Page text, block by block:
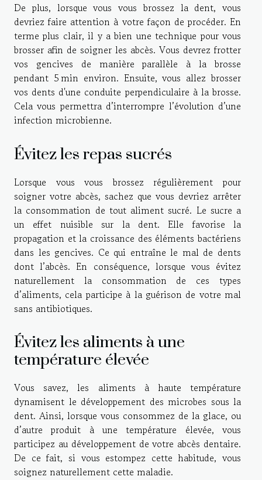
De plus, lorsque vous vous brossez la dent, vous
devriez faire attention à votre façon de procéder. En
terme plus clair, il y a bien une technique pour vous
brosser afin de soigner les abcès. Vous devrez frotter
vos gencives de manière parallèle à la brosse
pendant 5 min environ. Ensuite, vous allez brosser
vos dents d'une conduite perpendiculaire à la brosse.
Cela vous permettra d’interrompre l’évolution d’une
infection microbienne.
Évitez les repas sucrés
Lorsque vous vous brossez régulièrement pour
soigner votre abcès, sachez que vous devriez arrêter
la consommation de tout aliment sucré. Le sucre a
un effet nuisible sur la dent. Elle favorise la
propagation et la croissance des éléments bactériens
dans les gencives. Ce qui entraîne le mal de dents
dont l’abcès. En conséquence, lorsque vous évitez
naturellement la consommation de ces types
d’aliments, cela participe à la guérison de votre mal
sans antibiotiques.
Évitez les aliments à une
température élevée
Vous savez, les aliments à haute température
dynamisent le développement des microbes sous la
dent. Ainsi, lorsque vous consommez de la glace, ou
d’autre produit à une température élevée, vous
participez au développement de votre abcès dentaire.
De ce fait, si vous estompez cette habitude, vous
soignez naturellement cette maladie.